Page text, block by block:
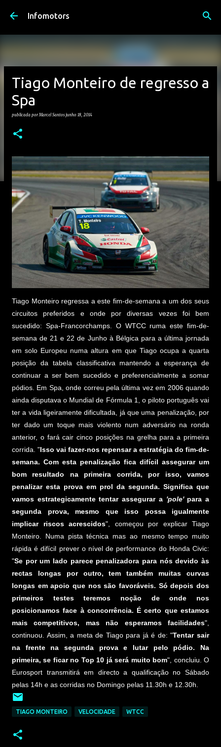
Avançar para o conteúdo principal
Infomotors
Tiago Monteiro de regresso a
Spa
publicada porMarcel Santos junho 18, 2014
Tiago Monteiro regressa a este fim-de-semana a um dos seus
circuitos preferidos e onde por diversas vezes foi bem
sucedido: Spa-Francorchamps. O WTCC ruma este fim-de-
semana de 21 e 22 de Junho à Bélgica para a última jornada
em solo Europeu numa altura em que Tiago ocupa a quarta
posição da tabela classificativa mantendo a esperança de
continuar a ser bem sucedido e preferencialmente a somar
pódios. Em Spa, onde correu pela última vez em 2006 quando
ainda disputava o Mundial de Fórmula 1, o piloto português vai
ter a vida ligeiramente dificultada, já que uma penalização, por
ter dado um toque mais violento num adversário na ronda
anterior, o fará cair cinco posições na grelha para a primeira
corrida. "Isso vai fazer-nos repensar a estratégia do fim-de-
semana. Com esta penalização fica difícil assegurar um
bom resultado na primeira corrida, por isso, vamos
penalizar esta prova em prol da segunda. Significa que
vamos estrategicamente tentar assegurar a 'pole'para a
segunda prova, mesmo que isso possa igualmente
implicar riscos acrescidos", começou por explicar Tiago
Monteiro. Numa pista técnica mas ao mesmo tempo muito
rápida é difícil prever o nível de performance do Honda Civic:
"Se por um lado parece penalizadora para nós devido às
rectas longas por outro, tem também muitas curvas
longas em apoio que nos são favoráveis. Só depois dos
primeiros testes teremos noção de onde nos
posicionamos face à concorrência. É certo que estamos
mais competitivos, mas não esperamos facilidades",
continuou. Assim, a meta de Tiago para já é de: "Tentar sair
na frente na segunda prova e lutar pelo pódio. Na
primeira, se ficar no Top 10 já será muito bom", concluiu. O
Eurosport transmitirá em directo a qualificação no Sábado
pelas 14h e as corridas no Domingo pelas 11.30h e 12.30h.
TIAGO MONTEIRO VELOCIDADE WTCC